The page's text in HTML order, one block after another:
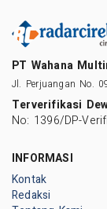
PT Wahana
Jl. Perjuangan No.
Terverifikasi
No: 1396/DP-
INFORMASI
Kontak
Redaksi